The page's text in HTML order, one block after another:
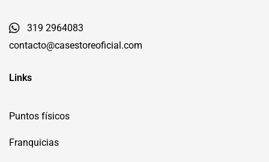
319 2964083
contacto@casestoreoficial.com
Links
Puntos físicos
Franquicias